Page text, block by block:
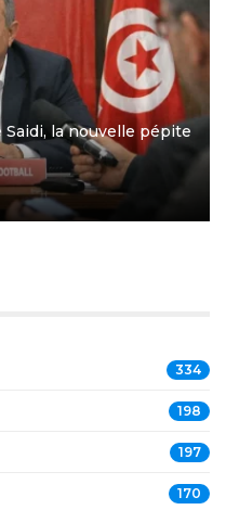
la nouvelle pépite
334
198
197
170